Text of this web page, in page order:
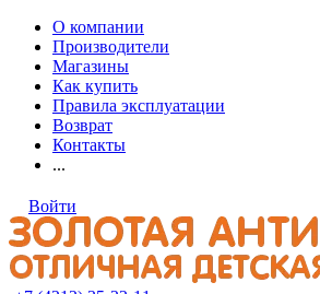
О компании
Производители
Магазины
Как купить
Правила эксплуатации
Возврат
Контакты
...
Войти